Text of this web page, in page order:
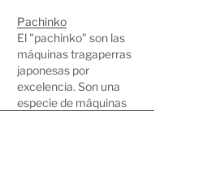
Pachinko
El "pachinko" son las
máquinas tragaperras
japonesas por
excelencia. Son una
especie de máquinas